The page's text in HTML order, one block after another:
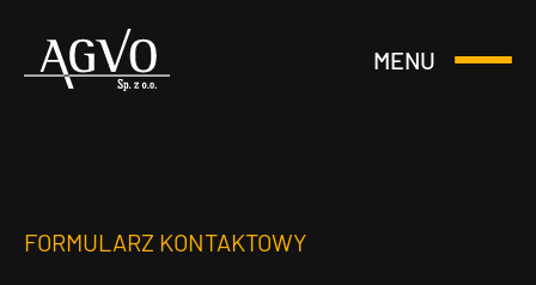
Header
MENU
Otwórz
FORMULARZ KONTAKTOWY